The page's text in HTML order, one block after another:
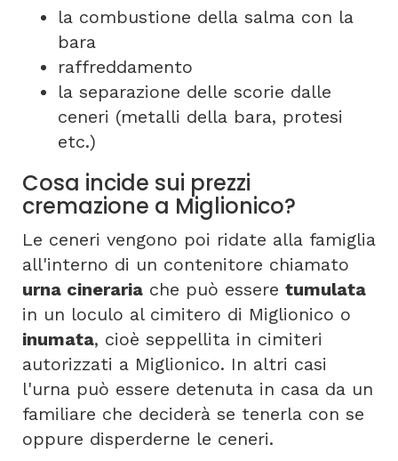
la combustione della salma con la
bara
raffreddamento
la separazione delle scorie dalle
ceneri (metalli della bara, protesi
etc.)
Cosa incide sui prezzi
cremazione a Miglionico?
Le ceneri vengono poi ridate alla famiglia
all'interno di un contenitore chiamato
urna cineraria che può essere tumulata
in un loculo al cimitero di Miglionico o
inumata, cioè seppellita in cimiteri
autorizzati a Miglionico. In altri casi
l'urna può essere detenuta in casa da un
familiare che deciderà se tenerla con se
oppure disperderne le ceneri.